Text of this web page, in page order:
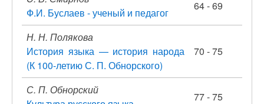
Ф.И. Буслаев - ученый и педагог
64 - 69
Н. Н. Полякова
История языка — история народа
(К 100-летию С. П. Обнорского)
70 - 75
С. П. Обнорский
77 - 75